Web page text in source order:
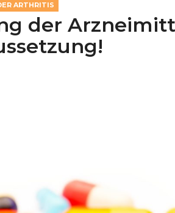
ARTHRITIS
der